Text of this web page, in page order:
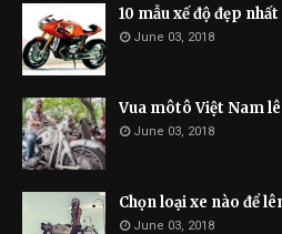
10 mẫu xế độ đẹp nhất
June 03, 2018
Vua môtô Việt Nam
June 03, 2018
Chọn loại xe nào để
June 03, 2018